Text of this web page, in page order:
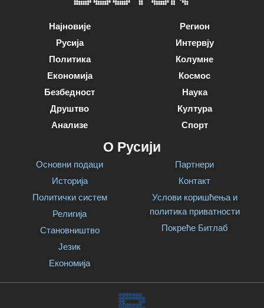
Најновије
Русија
Политика
Економија
Безбедност
Друштво
Анализе
Регион
Интервју
Колумне
Космос
Наука
Култура
Спорт
О Русији
Основни подаци
Историја
Политички систем
Религија
Становништво
Језик
Економија
Партнери
Контакт
Услови коришћења и
политика приватности
Покреће Битлаб